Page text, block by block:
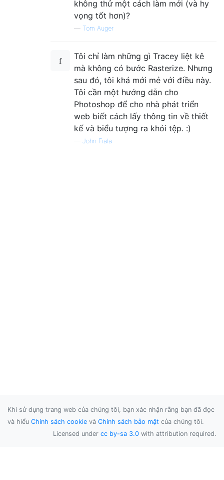
không thử một cách làm mới (và hy
vọng tốt hơn)?
— Tom Auger
Tôi chỉ làm những gì Tracey liệt kê
mà không có bước Rasterize. Nhưng
sau đó, tôi khá mới mẻ với điều này.
Tôi cần một hướng dẫn cho
Photoshop để cho nhà phát triển
web biết cách lấy thông tin về thiết
kế và biểu tượng ra khỏi tệp. :)
— John Fiala
Khi sử dụng trang web của chúng tôi, bạn xác nhận rằng bạn đã đọc
và hiểu Chính sách cookie và Chính sách bảo mật của chúng tôi.
Licensed under cc by-sa 3.0 with attribution required.